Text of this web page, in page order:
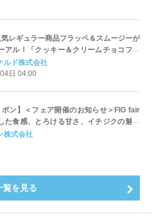
レギュラー商品フラッペ＆スムージーが
アル！「クッキー＆クリームチョコフラ
ゴースムージー」8月5日（水）から販売
ルド株式会社
日 04:00
ボン】＜フェア開催のお知らせ＞FIG fair
た食感、とろける甘さ、イチジクの魅力
。新作を含め、イチジク尽くしの全4種が
木）スタート
株式会社
覧を見る